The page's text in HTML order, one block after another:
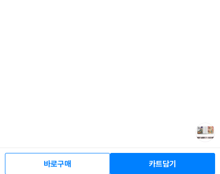
바로구매 카트담기